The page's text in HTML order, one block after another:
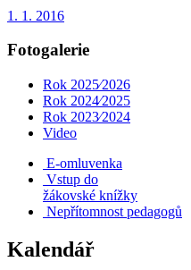
1. 1. 2016
Fotogalerie
Rok 2025⁄2026
Rok 2024⁄2025
Rok 2023⁄2024
Video
E-omluvenka
Vstup do
žákovské knížky
Nepřítomnost pedagogů
Kalendář